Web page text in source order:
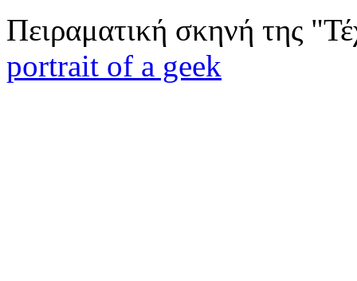
Πειραματική σκηνή της
portrait of a geek